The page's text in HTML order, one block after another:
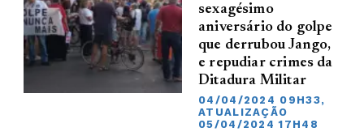
sexagésimo
aniversário do golpe
que derrubou Jango,
e repudiar crimes da
Ditadura Militar
04/04/2024 09H33,
ATUALIZAÇÃO
05/04/2024 17H48